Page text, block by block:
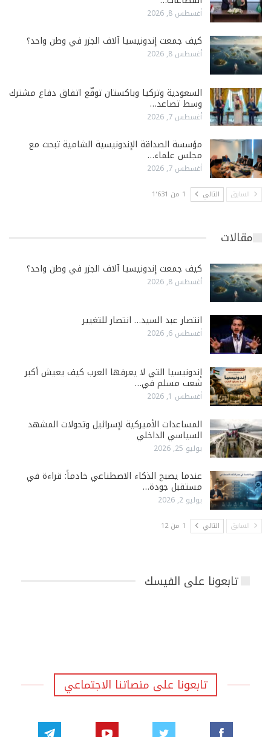
أغسطس 8, 2026
كيف جمعت إندونيسيا آلاف الجزر في وطن واحد؟
أغسطس 8, 2026
السعودية وتركيا وباكستان توقّع اتفاق دفاع مشترك
وسط تصاعد…
أغسطس 7, 2026
مؤسسة الصداقة الإندونيسية الشامية تبحث مع
مجلس علماء…
أغسطس 7, 2026
السابق التالي 1 من 1٬631
مقالات
كيف جمعت إندونيسيا آلاف الجزر في وطن واحد؟
أغسطس 8, 2026
انتصار عبد السيد… انتصار للتغيير
أغسطس 6, 2026
إندونيسيا التي لا يعرفها العرب كيف يعيش أكبر
شعب مسلم في…
أغسطس 1, 2026
المساعدات الأميركية لإسرائيل وتحولات المشهد
السياسي الداخلي
يوليو 25, 2026
عندما يصبح الذكاء الاصطناعي خادماً: قراءة في
مستقبل جودة…
يوليو 2, 2026
السابق التالي 1 من 12
تابعونا على الفيسك
تابعونا على منصاتنا الاجتماعي